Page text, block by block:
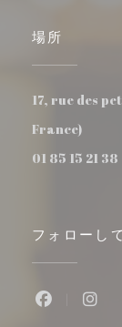
場所
17, rue des
France)((新し
01 85 15 21 38
フォローし
Facebook